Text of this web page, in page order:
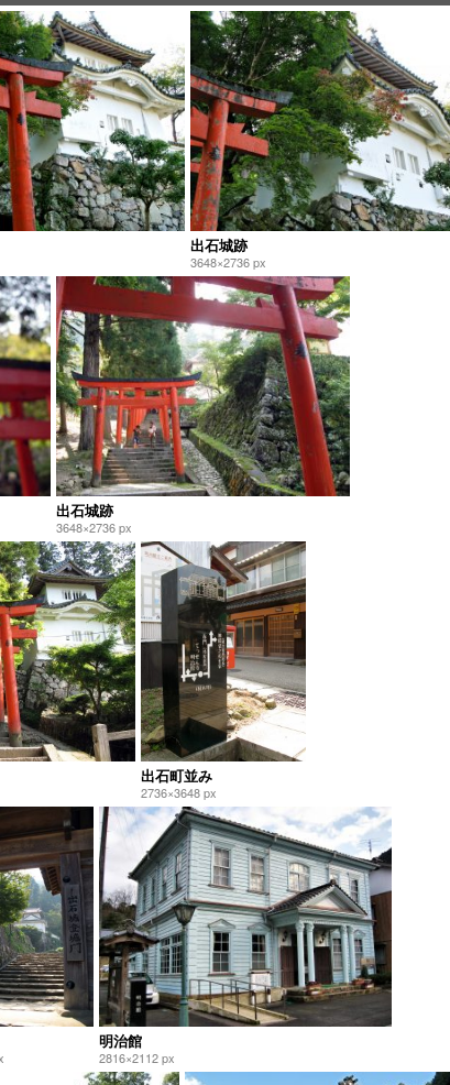
出石城跡
3648×2736 px
出石城跡
3648×2736 px
出石町並み
2736×3648 px
明治館
2816×2112 px